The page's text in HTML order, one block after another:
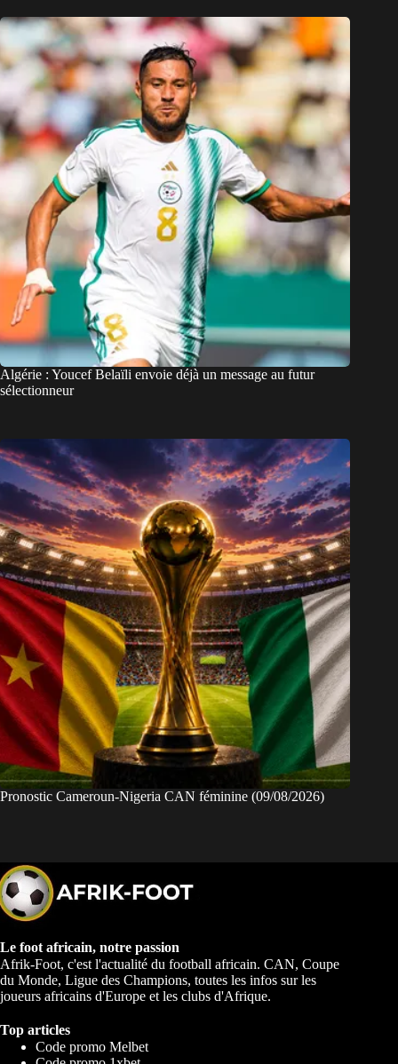
Algérie : Youcef Belaïli envoie déjà un message au futur
sélectionneur
Pronostic Cameroun-Nigeria CAN féminine (09/08/2026)
Le foot africain, notre passion
Afrik-Foot, c'est l'actualité du football africain. CAN, Coupe
du Monde, Ligue des Champions, toutes les infos sur les
joueurs africains d'Europe et les clubs d'Afrique.
Top articles
Code promo Melbet